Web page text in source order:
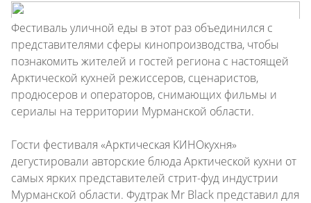
Фестиваль уличной еды в этот раз объединился с
представителями сферы кинопроизводства, чтобы
познакомить жителей и гостей региона с настоящей
Арктической кухней режиссеров, сценаристов,
продюсеров и операторов, снимающих фильмы и
сериалы на территории Мурманской области.
Гости фестиваля «Арктическая КИНОкухня»
дегустировали авторские блюда Арктической кухни от
самых ярких представителей стрит-фуд индустрии
Мурманской области. Фудтрак Mr Black представил для